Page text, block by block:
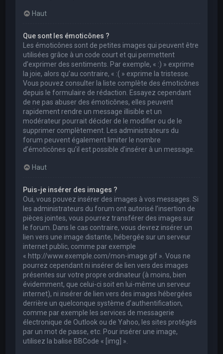
Haut
Que sont les émoticônes ?
Les émoticônes sont de petites images qui peuvent être
utilisées grâce à un code court et qui permettent
d’exprimer des sentiments. Par exemple, « :) » exprime
la joie, alors qu’au contraire, « :( » exprime la tristesse.
Vous pouvez consulter la liste complète des émoticônes
depuis le formulaire de rédaction. Essayez cependant
de ne pas abuser des émoticônes, elles peuvent
rapidement rendre un message illisible et un
modérateur pourrait décider de le modifier ou de le
supprimer complètement. Les administrateurs du
forum peuvent également limiter le nombre
d’émoticônes qu’il est possible d’insérer à un message.
Haut
Puis-je insérer des images ?
Oui, vous pouvez insérer des images à vos messages. Si
les administrateurs du forum ont autorisé l’insertion de
pièces jointes, vous pourrez transférer des images sur
le forum. Dans le cas contraire, vous devrez insérer un
lien vers une image distante, hébergée sur un serveur
internet public, comme par exemple
« http://www.exemple.com/mon-image.gif ». Vous ne
pourrez cependant ni insérer de lien vers des images
présentes sur votre propre ordinateur (à moins, bien
évidemment, que celui-ci soit en lui-même un serveur
internet), ni insérer de lien vers des images hébergées
derrière un quelconque système d’authentification,
comme par exemple les services de messagerie
électronique de Outlook ou de Yahoo, les sites protégés
par un mot de passe, etc. Pour insérer une image,
utilisez la balise BBCode « [img] ».